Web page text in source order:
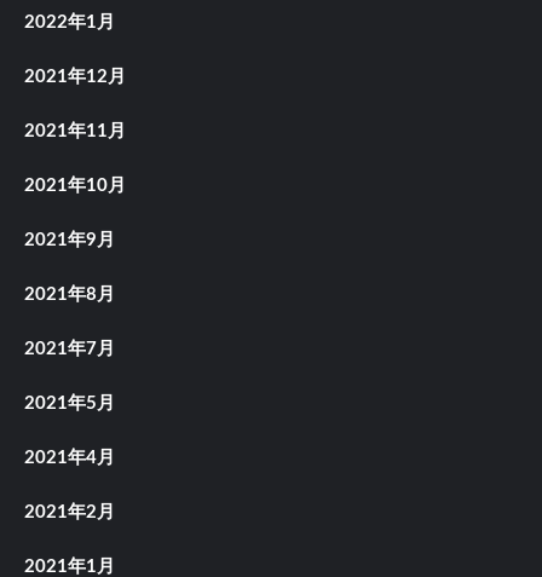
2022年1月
2021年12月
2021年11月
2021年10月
2021年9月
2021年8月
2021年7月
2021年5月
2021年4月
2021年2月
2021年1月